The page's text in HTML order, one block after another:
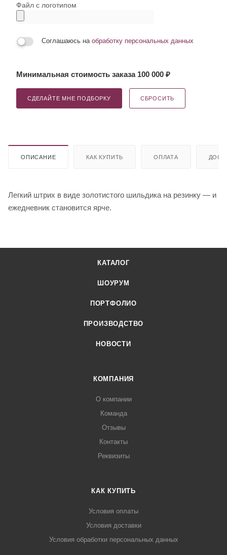
Файл с логотипом
Соглашаюсь на обработку персональных данных
Минимальная стоимость заказа 100 000 ₽
СДЕЛАЙТЕ МНЕ ПОДБОРКУ СБРОСИТЬ
ОПИСАНИЕ КАК КУПИТЬ ОПЛАТА
Легкий штрих в виде золотистого шильдика на резинку — и
ежедневник становится ярче.
КАТАЛОГ
ШОУРУМ
ПОРТФОЛИО
ПРОИЗВОДСТВО
НОВОСТИ
КОМПАНИЯ
О компании
Команда
Отзывы
Контакты
Реквизиты
КАК КУПИТЬ
Условия оплаты
Условия доставки
Условия обработки персональных данных